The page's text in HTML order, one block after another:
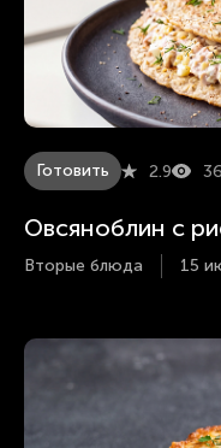
Готовить 2.9
Овсяноблин с
Вторые блюда 15